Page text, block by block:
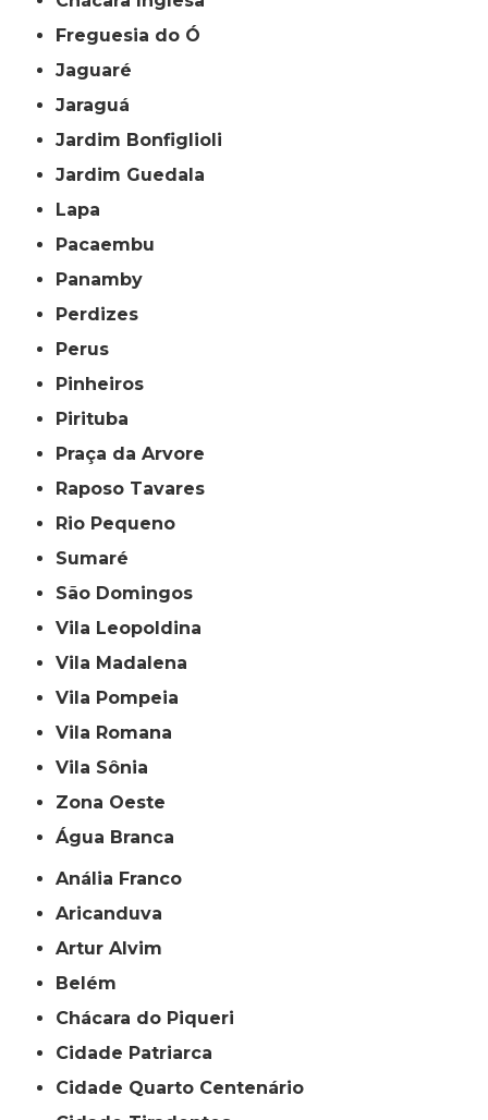
Freguesia do Ó
Jaguaré
Jaraguá
Jardim Bonfiglioli
Jardim Guedala
Lapa
Pacaembu
Panamby
Perdizes
Perus
Pinheiros
Pirituba
Praça da Arvore
Raposo Tavares
Rio Pequeno
Sumaré
São Domingos
Vila Leopoldina
Vila Madalena
Vila Pompeia
Vila Romana
Vila Sônia
Zona Oeste
Água Branca
Anália Franco
Aricanduva
Artur Alvim
Belém
Chácara do Piqueri
Cidade Patriarca
Cidade Quarto Centenário